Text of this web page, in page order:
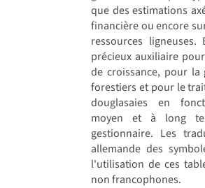
que des estimations
financière ou encore
ressources
précieux auxiliaire
de croissance, pour la
forestiers et pour le
douglasaies en
moyen et à long
gestionnaire. Les
allemande des
l'utilisation de ces
non francophones.